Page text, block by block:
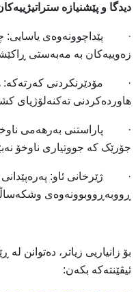
دیدگا و پێشنیازە
· پێداچوونەوەی یاسایی:
زەوییەکان بە مەبەستی
· مۆدێرنکردنی کەرتەکە:
هاوردەکردنی تەکنەلۆژیای
· پاراستنی بەرهەمی
جۆرێک کە جووتیاری ناوخۆ
· ژێرخانی ئاو: پەرەپێدانی
ڕووبەڕووبوونەوەی
بۆ زانیاریی زیاتر، دەتوانن
ئیڤێنتەکە بکەن: